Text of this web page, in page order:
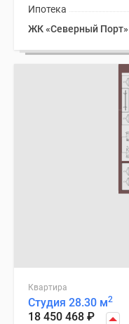
Ипотека
ЖК «Северный Порт»
Квартира
Студия 28.30 м2
18 450 468 ₽